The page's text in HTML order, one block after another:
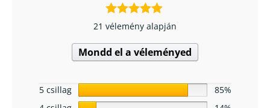
21 vélemény alapján
Mondd el a véleményed
5 csillag
85%